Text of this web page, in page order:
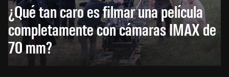
¿Qué tan caro es filmar una película
completamente con cámaras IMAX de
70 mm?